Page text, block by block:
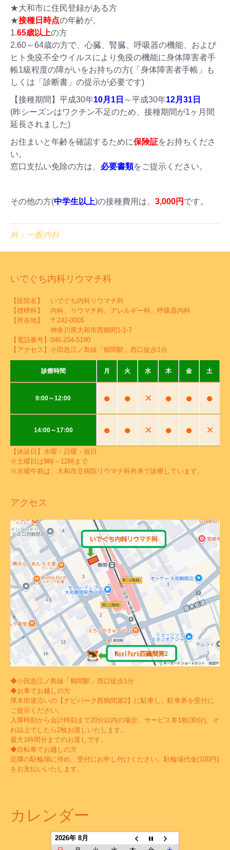
★大和市に住民登録がある方
★接種日時点の年齢が、
1.65歳以上の方
2.60～64歳の方で、心臓、腎臓、呼吸器の機能、および
ヒト免疫不全ウイルスにより免疫の機能に身体障害者手
帳1級程度の障がいをお持ちの方(「身体障害者手帳」も
しくは「診断書」の提示が必要です)
【接種期間】平成30年10月1日 ～平成30年12月31日
(昨シーズンはワクチン不足のため、接種期間が1ヶ月間
延長されました)
お住まいと年齢を確認するために保険証をお持ちくださ
い。
窓口支払い免除の方は、 必要書類をご提示ください。
その他の方(中学生以上)の接種費用は、 3,000円 です。
科：一般内科
いでぐち内科リウマチ科
【医院名】 いでぐち内科リウマチ科
【標榜科】 内科、リウマチ科、アレルギー科、呼吸器内科
【所在地】 〒242-0005
神奈川県大和市西鶴間1-1-7
【電話番号】 046-204-5190
【アクセス】小田急江ノ島線「鶴間駅」西口徒歩1分
診療時間 月 火 水 木 金 土
9:00～12:00 ● ● × ● ● ●
14:00～17:00 ● ● × ● ● ×
【休診日】水曜・日曜・祝日
※土曜日は9時～12時まで
※水曜午前は、大和市立病院リウマチ科外来で診療しています。
アクセス
◆小田急江ノ島線「鶴間駅」西口徒歩1分
◆お車でお越しの方
厚木街道沿いの【ナビパーク西鶴間第2】に駐車し、駐車券を受付に
ご提示ください。
入庫時刻から会計時刻まで20分以内の場合、サービス券1枚(30分)、そ
れ以上でしたら2枚お渡しいたします。
最大1時間分までのお渡しです。
◆自転車でお越しの方
近隣の駐輪場に停め、受付にお申し付けください。駐輪場代金(100円)
をお支払いいたします。
カレンダー
2026年 8月